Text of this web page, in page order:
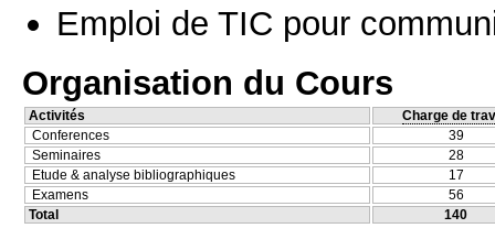
Emploi de TIC pour
Organisation du Cours
Activités
Charge de
Conferences
39
Seminaires
28
Etude & analyse bibliographiques
17
Examens
56
Total
140